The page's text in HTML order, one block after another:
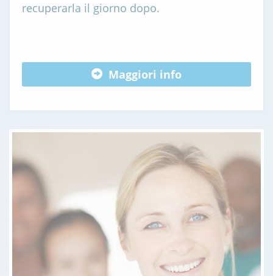
recuperarla il giorno dopo.
Maggiori info